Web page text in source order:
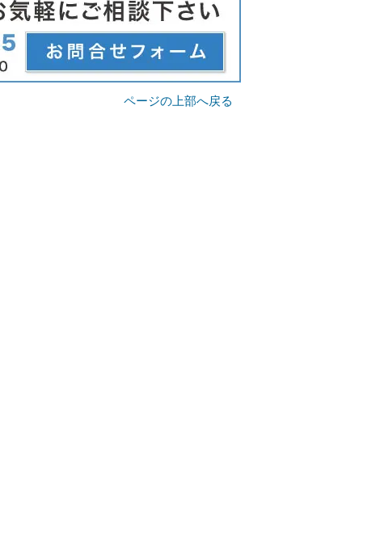
ページの上部へ戻る